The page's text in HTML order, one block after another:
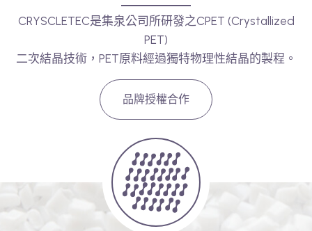
CRYSCLETEC是集泉公司所研發之CPET (Crystallized
PET)
二次結晶技術，PET原料經過獨特物理性結晶的製程。
品牌授權合作
永續發展
新聞中心
English